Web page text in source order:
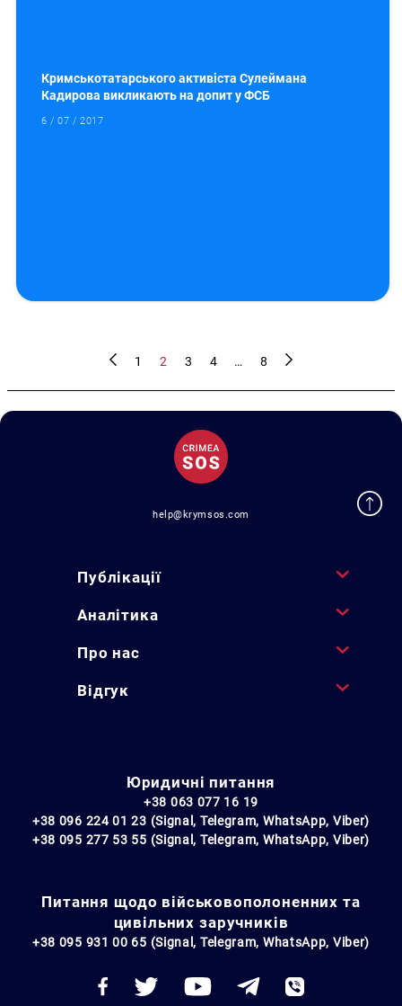
Кримськотатарського активіста Сулеймана
Кадирова викликають на допит у ФСБ
6 / 07 / 2017
1 2 3 4 … 8
help@krymsos.com
Публікації
Аналітика
Про нас
Відгук
Юридичні питання
+38 063 077 16 19
+38 096 224 01 23 (Signal, Telegram, WhatsApp, Viber)
+38 095 277 53 55 (Signal, Telegram, WhatsApp, Viber)
Питання щодо військовополоненних та
цивільних заручників
+38 095 931 00 65 (Signal, Telegram, WhatsApp, Viber)